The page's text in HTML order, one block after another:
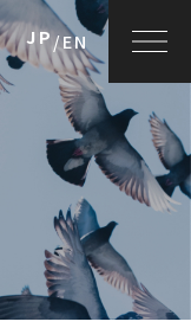
JP/EN